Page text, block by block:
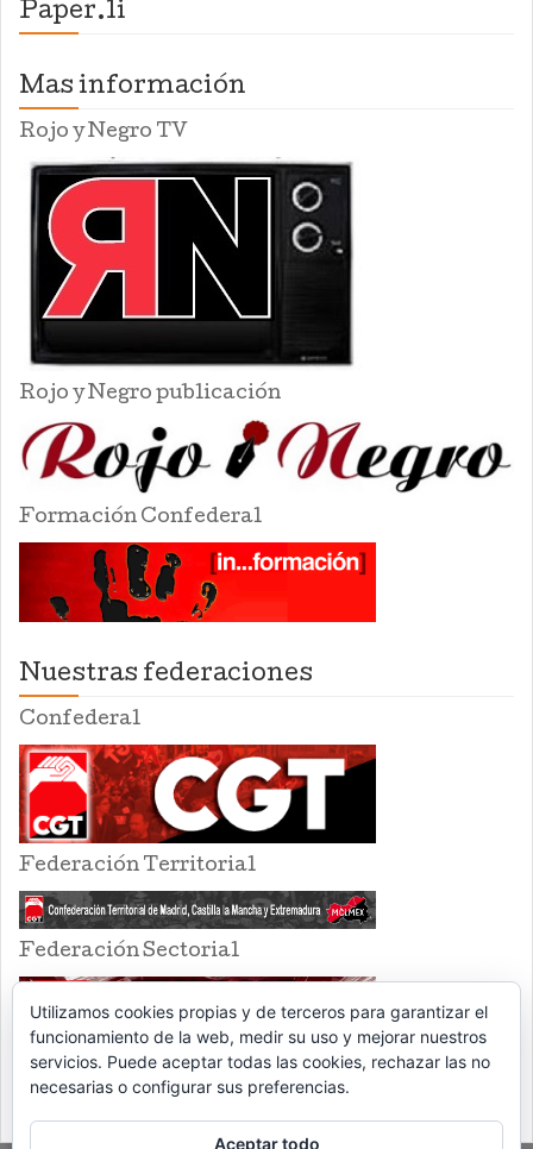
Paper.li
Mas información
Rojo y Negro TV
Rojo y Negro publicación
Formación Confederal
Nuestras federaciones
Confederal
Federación Territorial
Federación Sectorial
Utilizamos cookies propias y de terceros para garantizar el
funcionamiento de la web, medir su uso y mejorar nuestros
servicios. Puede aceptar todas las cookies, rechazar las no
necesarias o configurar sus preferencias.
Aceptar todo